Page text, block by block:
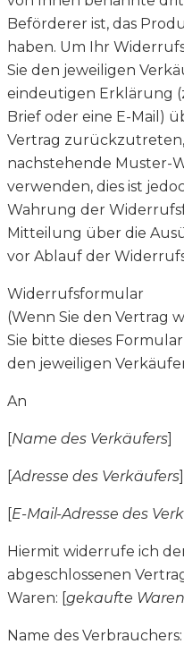
Beförderer ist, das
haben. Um Ihr
Sie den jeweiligen
eindeutigen Erklärung
Brief oder eine E-Mail)
Vertrag
nachstehende Muster-
verwenden, dies ist
Wahrung der
Mitteilung über die
vor Ablauf der
Widerrufsformular
(Wenn Sie den Vertrag
Sie bitte dieses
den jeweiligen
An
Name des Verkäufers
[Adresse des Verkäufers
E-Mail-Adresse des
Hiermit widerrufe ich
abgeschlossenen
Waren: [ gekaufte Waren
Name des Verbrauchers: [